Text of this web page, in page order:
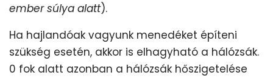
ember súlya alatt).
Ha hajlandóak vagyunk menedéket építeni
szükség esetén, akkor is elhagyható a hálózsák.
0 fok alatt azonban a hálózsák hőszigetelése